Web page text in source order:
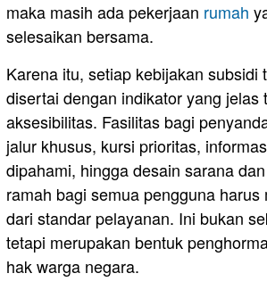
maka masih ada pekerjaan rumah
selesaikan bersama.
Karena itu, setiap kebijakan subsidi
disertai dengan indikator yang jelas
aksesibilitas. Fasilitas bagi
jalur khusus, kursi prioritas,
dipahami, hingga desain sarana
ramah bagi semua pengguna harus
dari standar pelayanan. Ini bukan
tetapi merupakan bentuk
hak warga negara.